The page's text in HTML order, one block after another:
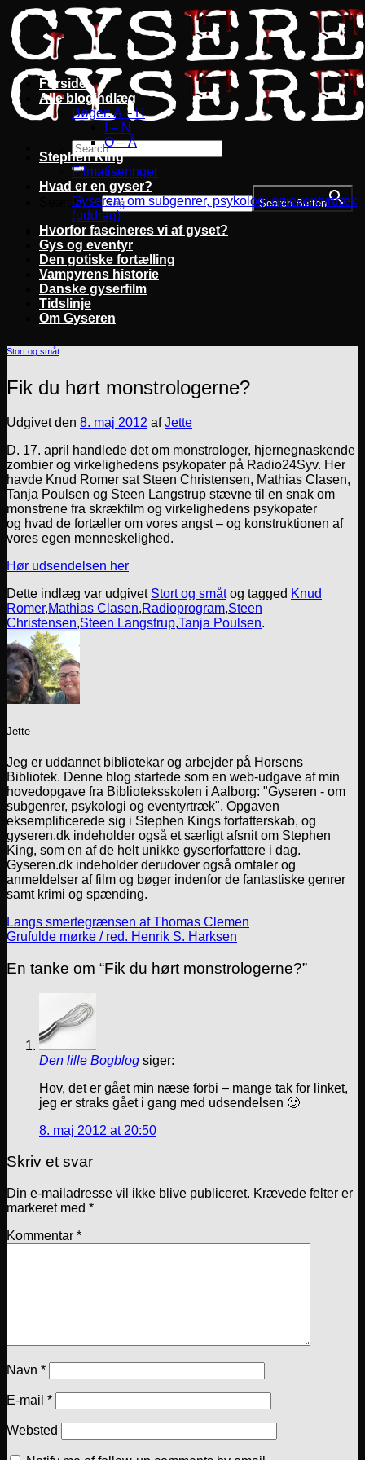
Fortsæt
til
indhold
Search for: Search Button
Forside
Alle blogindlæg
Bøger: A – H
I – N
O – Å
Stephen King
Filmatiseringer
Hvad er en gyser?
Gyseren: om subgenrer, psykologi og eventyrtræk
(uddrag)
Hvorfor fascineres vi af gyset?
Gys og eventyr
Den gotiske fortælling
Vampyrens historie
Danske gyserfilm
Tidslinje
Om Gyseren
Stort og småt
Fik du hørt monstrologerne?
Udgivet den 8. maj 2012 afJette
D. 17. april handlede det om monstrologer, hjernegnaskende
zombier og virkelighedens psykopater på Radio24Syv. Her
havde Knud Romer sat Steen Christensen, Mathias Clasen,
Tanja Poulsen og Steen Langstrup stævne til en snak om
monstrene fra skrækfilm og virkelighedens psykopater
og hvad de fortæller om vores angst – og konstruktionen af
vores egen menneskelighed.
Hør udsendelsen her
Dette indlæg var udgivet Stort og småtog tagged Knud
Romer,Mathias Clasen,Radioprogram,Steen
Christensen,Steen Langstrup,Tanja Poulsen.
Jette
Jeg er uddannet bibliotekar og arbejder på Horsens
Bibliotek. Denne blog startede som en web-udgave af min
hovedopgave fra Biblioteksskolen i Aalborg: "Gyseren - om
subgenrer, psykologi og eventyrtræk". Opgaven
eksemplificerede sig i Stephen Kings forfatterskab, og
gyseren.dk indeholder også et særligt afsnit om Stephen
King, som en af de helt unikke gyserforfattere i dag.
Gyseren.dk indeholder derudover også omtaler og
anmeldelser af film og bøger indenfor de fantastiske genrer
samt krimi og spænding.
Langs smertegrænsen af Thomas Clemen
Grufulde mørke / red. Henrik S. Harksen
En tanke om “Fik du hørt monstrologerne?”
Den lille Bogblog siger:
Hov, det er gået min næse forbi – mange tak for linket,
jeg er straks gået i gang med udsendelsen 🙂
8. maj 2012 at 20:50
Skriv et svar
Din e-mailadresse vil ikke blive publiceret. Krævede felter er
markeret med *
Kommentar *
Navn *
E-mail *
Websted